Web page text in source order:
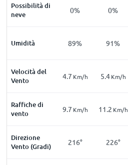
Possibilità di
neve
0% 0%
Umidità 89% 91%
Velocità del
Vento
4.7 Km/h 5.4Km/h
Raffiche di
vento
9.7 Km/h 11.2 Km/h
Direzione
Vento (Gradi)
216° 226°